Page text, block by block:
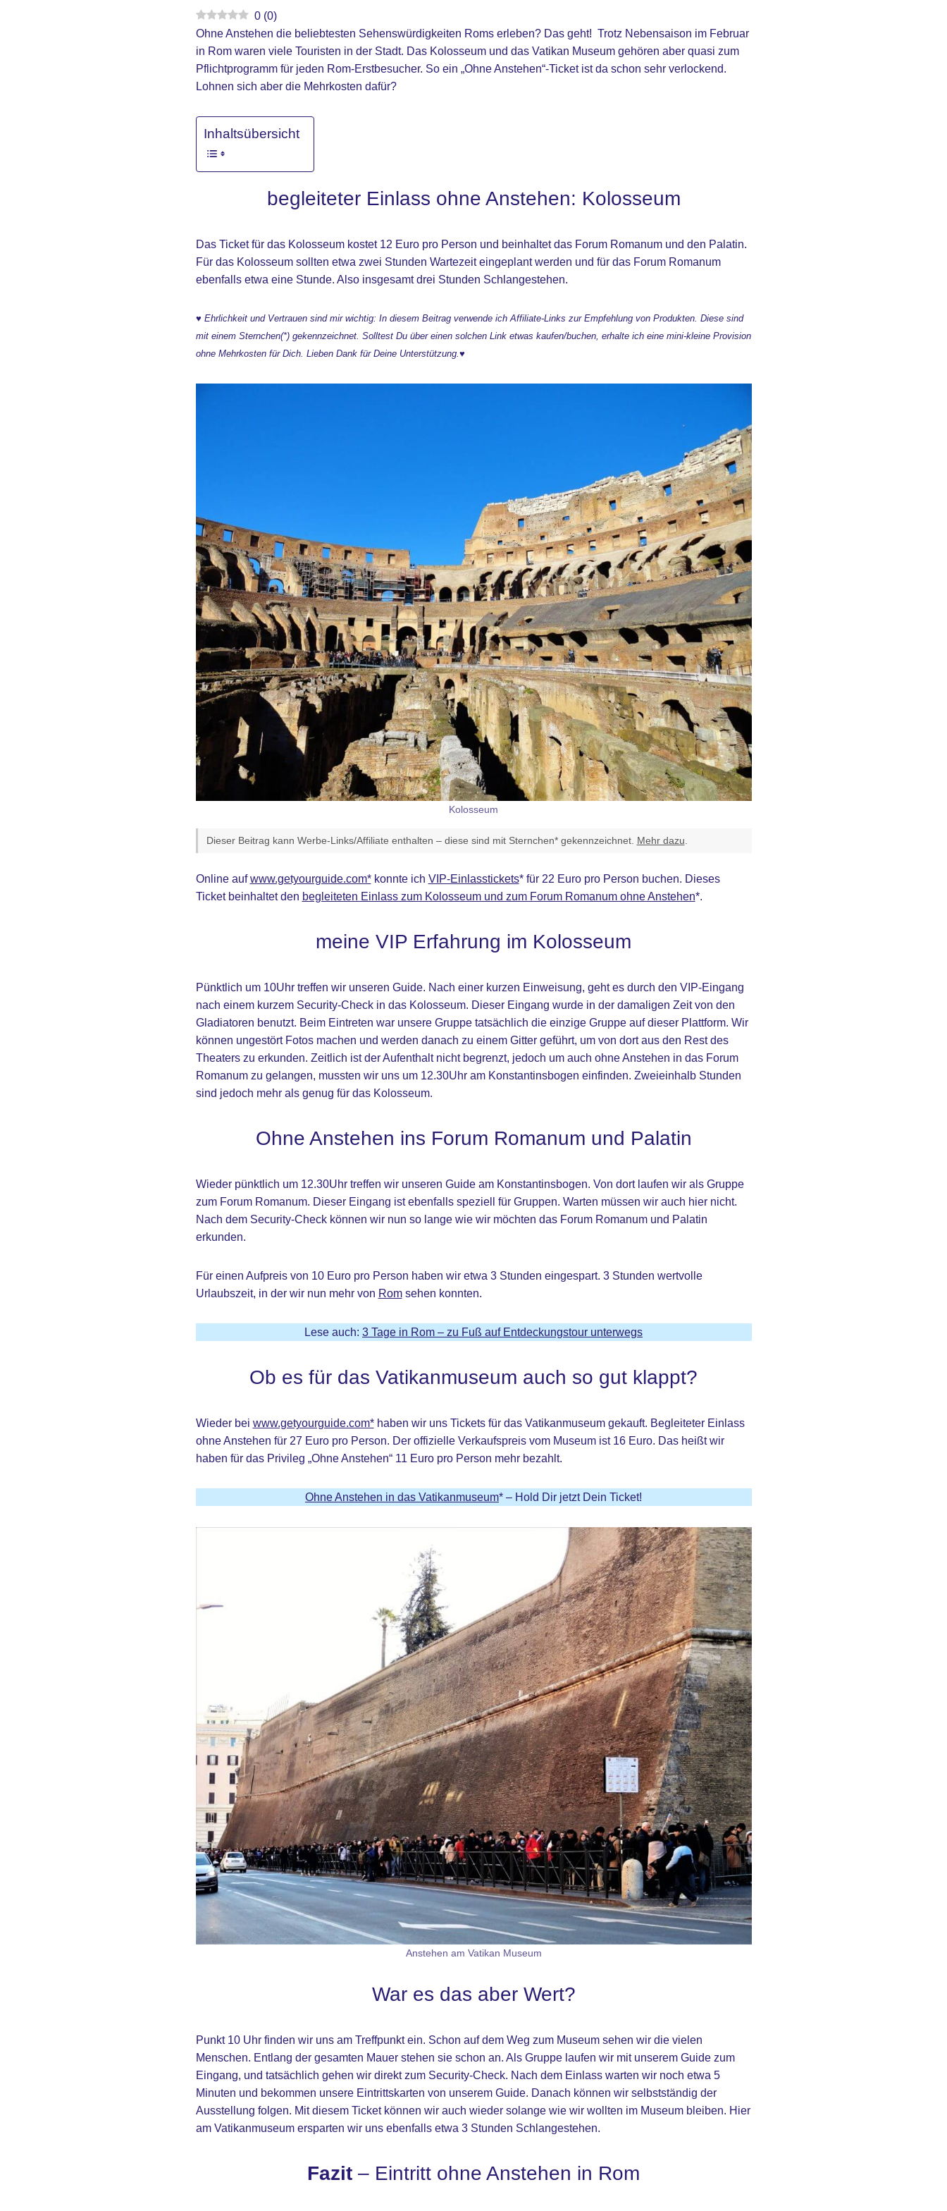
0 (0)
Ohne Anstehen die beliebtesten Sehenswürdigkeiten Roms erleben? Das geht! Trotz Nebensaison im Februar
in Rom waren viele Touristen in der Stadt. Das Kolosseum und das Vatikan Museum gehören aber quasi zum
Pflichtprogramm für jeden Rom-Erstbesucher. So ein „Ohne Anstehen“-Ticket ist da schon sehr verlockend.
Lohnen sich aber die Mehrkosten dafür?
Inhaltsübersicht
begleiteter Einlass ohne Anstehen: Kolosseum
Das Ticket für das Kolosseum kostet 12 Euro pro Person und beinhaltet das Forum Romanum und den Palatin.
Für das Kolosseum sollten etwa zwei Stunden Wartezeit eingeplant werden und für das Forum Romanum
ebenfalls etwa eine Stunde. Also insgesamt drei Stunden Schlangestehen.
♥ Ehrlichkeit und Vertrauen sind mir wichtig: In diesem Beitrag verwende ich Affiliate-Links zur Empfehlung von Produkten. Diese sind
mit einem Sternchen(*) gekennzeichnet. Solltest Du über einen solchen Link etwas kaufen/buchen, erhalte ich eine mini-kleine Provision
ohne Mehrkosten für Dich. Lieben Dank für Deine Unterstützung.♥
Kolosseum
Dieser Beitrag kann Werbe-Links/Affiliate enthalten – diese sind mit Sternchen* gekennzeichnet. Mehr dazu.
Online aufwww.getyourguide.com*konnte ich VIP-Einlasstickets*für 22 Euro pro Person buchen. Dieses
Ticket beinhaltet den begleiteten Einlass zum Kolosseum und zum Forum Romanum ohne Anstehen*.
meine VIP Erfahrung im Kolosseum
Pünktlich um 10Uhr treffen wir unseren Guide. Nach einer kurzen Einweisung, geht es durch den VIP-Eingang
nach einem kurzem Security-Check in das Kolosseum. Dieser Eingang wurde in der damaligen Zeit von den
Gladiatoren benutzt. Beim Eintreten war unsere Gruppe tatsächlich die einzige Gruppe auf dieser Plattform. Wir
können ungestört Fotos machen und werden danach zu einem Gitter geführt, um von dort aus den Rest des
Theaters zu erkunden. Zeitlich ist der Aufenthalt nicht begrenzt, jedoch um auch ohne Anstehen in das Forum
Romanum zu gelangen, mussten wir uns um 12.30Uhr am Konstantinsbogen einfinden. Zweieinhalb Stunden
sind jedoch mehr als genug für das Kolosseum.
Ohne Anstehen ins Forum Romanum und Palatin
Wieder pünktlich um 12.30Uhr treffen wir unseren Guide am Konstantinsbogen. Von dort laufen wir als Gruppe
zum Forum Romanum. Dieser Eingang ist ebenfalls speziell für Gruppen. Warten müssen wir auch hier nicht.
Nach dem Security-Check können wir nun so lange wie wir möchten das Forum Romanum und Palatin
erkunden.
Für einen Aufpreis von 10 Euro pro Person haben wir etwa 3 Stunden eingespart. 3 Stunden wertvolle
Urlaubszeit, in der wir nun mehr von Romsehen konnten.
Lese auch: 3 Tage in Rom – zu Fuß auf Entdeckungstour unterwegs
Ob es für das Vatikanmuseum auch so gut klappt?
Wieder bei www.getyourguide.com*haben wir uns Tickets für das Vatikanmuseum gekauft. Begleiteter Einlass
ohne Anstehen für 27 Euro pro Person. Der offizielle Verkaufspreis vom Museum ist 16 Euro. Das heißt wir
haben für das Privileg „Ohne Anstehen“ 11 Euro pro Person mehr bezahlt.
Ohne Anstehen in das Vatikanmuseum* – Hold Dir jetzt Dein Ticket!
Anstehen am Vatikan Museum
War es das aber Wert?
Punkt 10 Uhr finden wir uns am Treffpunkt ein. Schon auf dem Weg zum Museum sehen wir die vielen
Menschen. Entlang der gesamten Mauer stehen sie schon an. Als Gruppe laufen wir mit unserem Guide zum
Eingang, und tatsächlich gehen wir direkt zum Security-Check. Nach dem Einlass warten wir noch etwa 5
Minuten und bekommen unsere Eintrittskarten von unserem Guide. Danach können wir selbstständig der
Ausstellung folgen. Mit diesem Ticket können wir auch wieder solange wie wir wollten im Museum bleiben. Hier
am Vatikanmuseum ersparten wir uns ebenfalls etwa 3 Stunden Schlangestehen.
Fazit – Eintritt ohne Anstehen in Rom